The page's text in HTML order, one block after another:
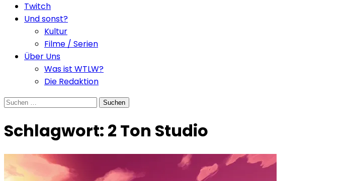
Twitch
Und sonst?
Kultur
Filme / Serien
Über Uns
Was ist WTLW?
Die Redaktion
Suchen
Schlagwort: 2 Ton Studio